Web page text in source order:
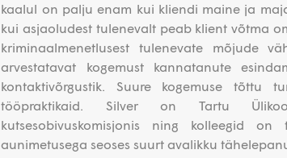
kaalul on palju enam kui kliendi maine ja
kui asjaoludest tulenevalt peab klient võtma
kriminaalmenetlusest tulenevate mõjude
arvestatavat kogemust kannatanute
kontaktivõrgustik. Suure kogemuse tõttu
tööpraktikaid. Silver on Tartu
kutsesobivuskomisjonis ning kolleegid
aunimetusega seoses suurt avalikku